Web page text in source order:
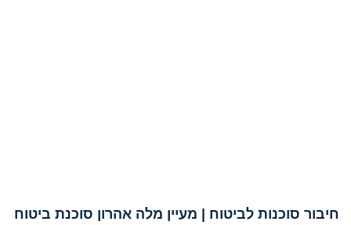
חיבור סוכנות לביטוח | מעיין מלה אהרון סוכנת ביטוח